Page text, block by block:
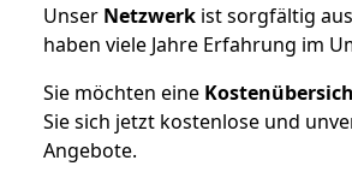
Unser Netzwerk ist sorgfältig
haben viele Jahre Erfahrung im
Sie möchten eine
Sie sich jetzt kostenlose und
Angebote.